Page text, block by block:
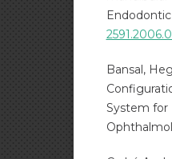
Endodontic
Bansal,
System for